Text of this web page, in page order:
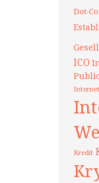
Dot-
ICO
Kredit